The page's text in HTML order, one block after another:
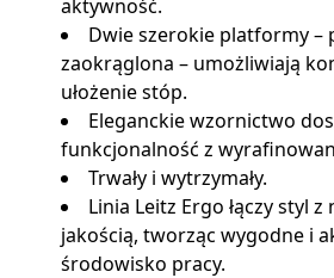
aktywność.
Dwie szerokie platformy –
zaokrąglona – umożliwiają
ułożenie stóp.
Eleganckie wzornictwo
funkcjonalność z
Trwały i wytrzymały.
Linia Leitz Ergo łączy styl z
jakością, tworząc wygodne i
środowisko pracy.